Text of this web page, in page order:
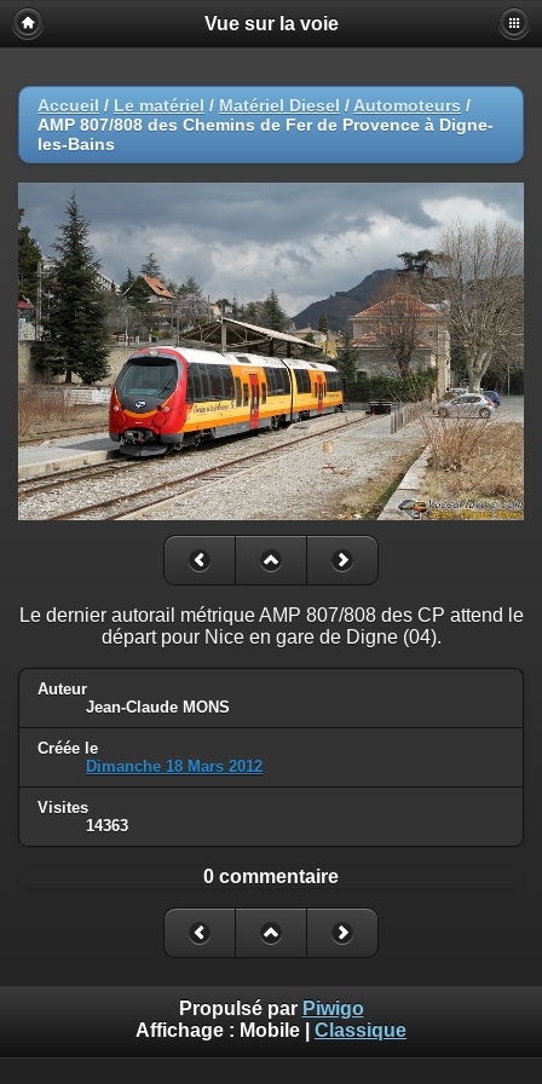
Vue sur la voie
Accueil / Le matériel / Matériel Diesel / Automoteurs /
AMP 807/808 des Chemins de Fer de Provence à Digne-
les-Bains
Le dernier autorail métrique AMP 807/808 des CP attend le
départ pour Nice en gare de Digne (04).
Auteur
Jean-Claude MONS
Créée le
Dimanche 18 Mars 2012
Visites
14363
0 commentaire
Propulsé par Piwigo
Affichage : Mobile Classique